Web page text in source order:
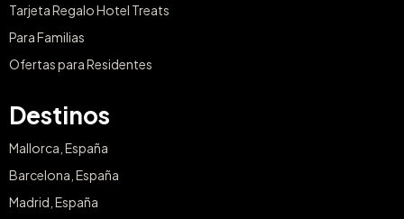
Tarjeta Regalo Hotel Treats
Para Familias
Ofertas para Residentes
Destinos
Mallorca, España
Barcelona, España
Madrid, España